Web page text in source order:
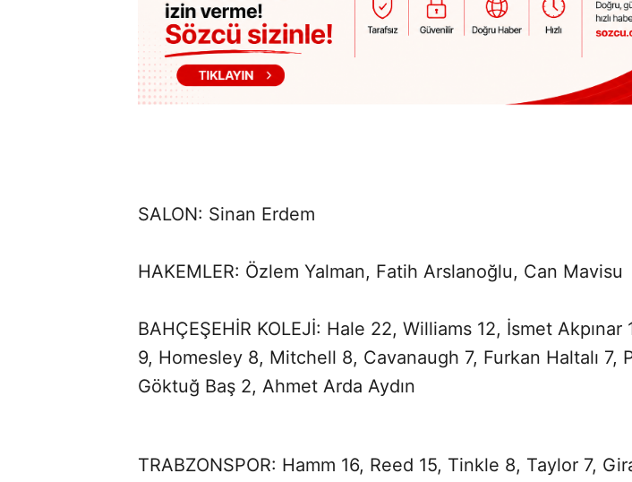
SALON: Sinan Erdem
HAKEMLER: Özlem Yalman, Fatih Arslanoğlu, Can Mavisu
BAHÇEŞEHİR KOLEJİ: Hale 22, Williams 12, İsmet Akpınar
9, Homesley 8, Mitchell 8, Cavanaugh 7, Furkan Haltalı 7,
Göktuğ Baş 2, Ahmet Arda Aydın
TRABZONSPOR: Hamm 16, Reed 15, Tinkle 8, Taylor 7,